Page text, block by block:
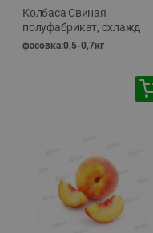
Колбаса Свиная
полуфабрикат, охлажд
фасовка:0,5-0,7кг